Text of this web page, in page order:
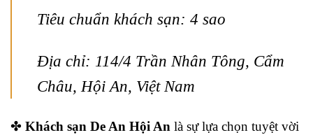
Tiêu chuẩn khách sạn: 4 sao
Địa chỉ: 114/4 Trần Nhân Tông, Cẩm
Châu, Hội An, Việt Nam
✤ Khách sạn De An Hội An là sự lựa chọn tuyệt vời